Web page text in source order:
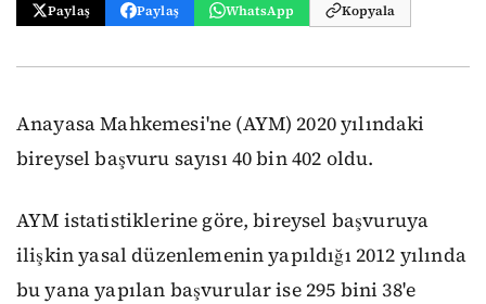
Paylaş Paylaş WhatsApp Kopyala
Anayasa Mahkemesi'ne (AYM) 2020 yılındaki
bireysel başvuru sayısı 40 bin 402 oldu.
AYM istatistiklerine göre, bireysel başvuruya
ilişkin yasal düzenlemenin yapıldığı 2012 yılında
bu yana yapılan başvurular ise 295 bini 38'e